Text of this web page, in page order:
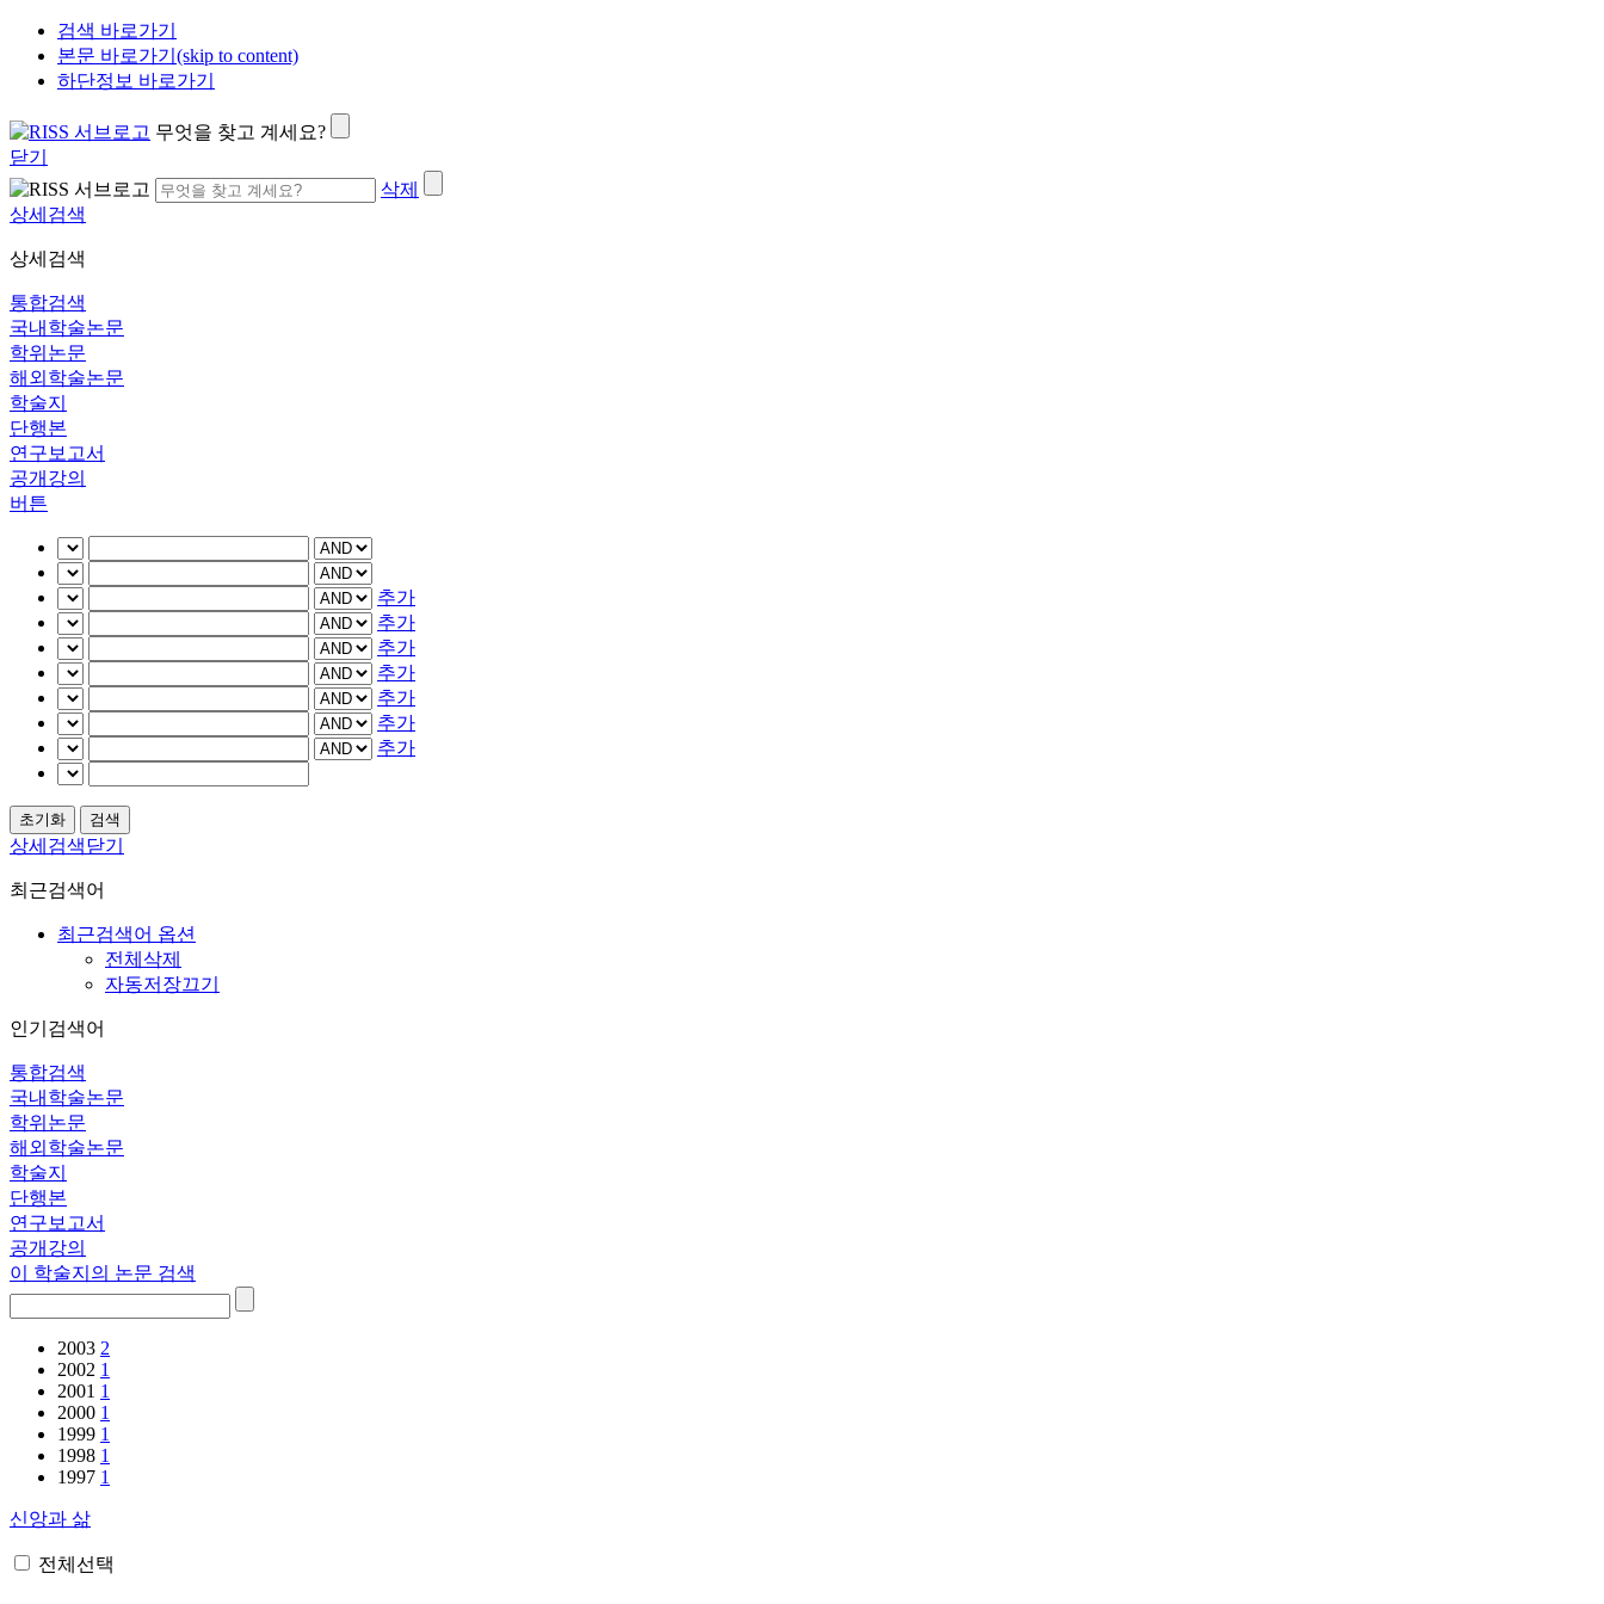
검색 바로가기
본문 바로가기(skip to content)
하단정보 바로가기
무엇을 찾고 계세요?
닫기
삭제
상세검색
상세검색
통합검색
국내학술논문
학위논문
해외학술논문
학술지
단행본
연구보고서
공개강의
버튼
추가
추가
추가
추가
추가
추가
추가
상세검색닫기
최근검색어
최근검색어 옵션
전체삭제
자동저장끄기
인기검색어
통합검색
국내학술논문
학위논문
해외학술논문
학술지
단행본
연구보고서
공개강의
이 학술지의 논문 검색
2003 2
2002 1
2001 1
2000 1
1999 1
1998 1
1997 1
신앙과 삶
전체선택